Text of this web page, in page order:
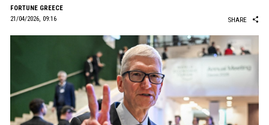
FORTUNE GREECE
21/04/2026, 09:16
SHARE